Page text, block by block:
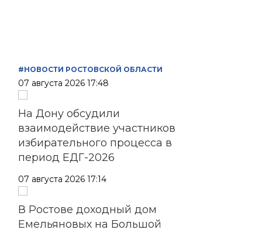
#НОВОСТИ РОСТОВСКОЙ ОБЛАСТИ
07 августа 2026 17:48
На Дону обсудили
взаимодействие участников
избирательного процесса в
период ЕДГ-2026
07 августа 2026 17:14
В Ростове доходный дом
Емельяновых на Большой